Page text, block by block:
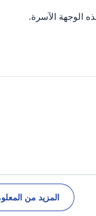
الوجهة الآسرة.
المزيد من